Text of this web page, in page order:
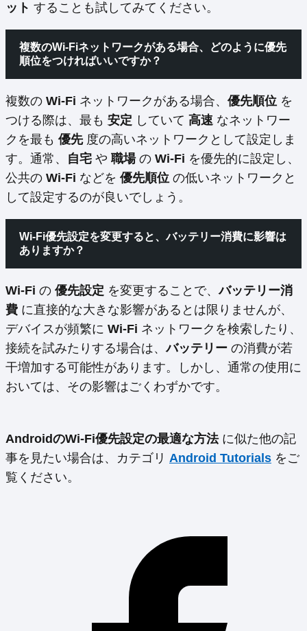
ット することも試してみてください。
複数のWi-Fiネットワークがある場合、どのように優先
順位をつければいいですか？
複数の Wi-Fi ネットワークがある場合、 優先順位 を
つける際は、最も 安定 していて 高速 なネットワー
クを最も 優先度の高いネットワークとして設定しま
す。通常、 自宅 や 職場の Wi-Fi を優先的に設定し、
公共の Wi-Fi などを 優先順位 の低いネットワークと
して設定するのが良いでしょう。
Wi-Fi優先設定を変更すると、バッテリー消費に影響は
ありますか？
Wi-Fi の 優先設定 を変更することで、バッテリー消
費 に直接的な大きな影響があるとは限りませんが、
デバイスが頻繁に Wi-Fi ネットワークを検索したり、
接続を試みたりする場合は、バッテリー の消費が若
干増加する可能性があります。しかし、通常の使用に
おいては、その影響はごくわずかです。
AndroidのWi-Fi優先設定の最適な方法に似た他の記
事を見たい場合は、カテゴリ Android Tutorials をご
覧ください。